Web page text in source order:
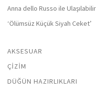
Anna dello Russo ile
‘Ölümsüz Küçük Siyah Ceket’
AKSESUAR
ÇIZIM
DÜĞÜN HAZIRLIKLARI